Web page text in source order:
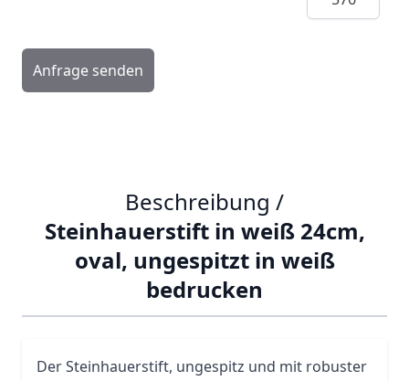
Anfrage senden
Beschreibung /
Steinhauerstift in weiß 24cm,
oval, ungespitzt in weiß
bedrucken
Der Steinhauerstift, ungespitz und mit robuster